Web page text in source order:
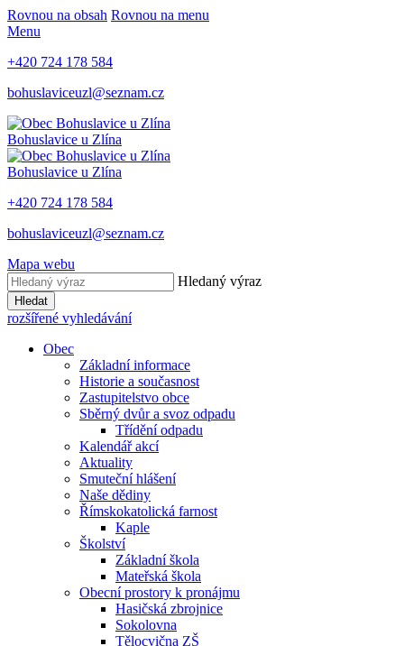
Rovnou na obsah Rovnou na menu
Menu
+420 724 178 584
bohuslaviceuzl@seznam.cz
Bohuslavice u Zlína
Bohuslavice u Zlína
+420 724 178 584
bohuslaviceuzl@seznam.cz
Mapa webu
Hledaný výraz
Hledat
rozšířené vyhledávání
Obec
Základní informace
Historie a současnost
Zastupitelstvo obce
Sběrný dvůr a svoz odpadu
Třídění odpadu
Kalendář akcí
Aktuality
Smuteční hlášení
Naše dědiny
Římskokatolická farnost
Kaple
Školství
Základní škola
Mateřská škola
Obecní prostory k pronájmu
Hasičská zbrojnice
Sokolovna
Tělocvična ZŠ